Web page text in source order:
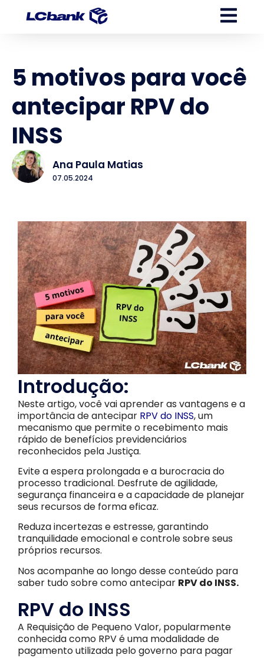
5 motivos para você
antecipar RPV do
INSS
Ana Paula Matias
07.05.2024
Introdução:
Neste artigo, você vai aprender as vantagens e a
importância de antecipar RPV do INSS, um
mecanismo que permite o recebimento mais
rápido de benefícios previdenciários
reconhecidos pela Justiça.
Evite a espera prolongada e a burocracia do
processo tradicional. Desfrute de agilidade,
segurança financeira e a capacidade de planejar
seus recursos de forma eficaz.
Reduza incertezas e estresse, garantindo
tranquilidade emocional e controle sobre seus
próprios recursos.
Nos acompanhe ao longo desse conteúdo para
saber tudo sobre como antecipar RPV do INSS.
RPV do INSS
A Requisição de Pequeno Valor, popularmente
conhecida como RPV é uma modalidade de
pagamento utilizada pelo governo para pagar